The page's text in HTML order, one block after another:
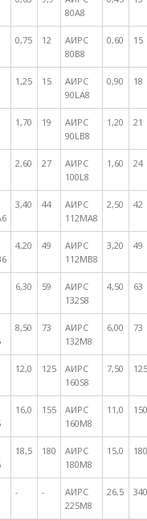
80A8
0,75 12
АИРС
80B8
0,60 15
1,25 15
АИРС
90LA8
0,90 18
1,70 19
АИРС
90LB8
1,20 21
2,60 27
АИРС
100L8
1,60 24
3,40 44
АИРС
112MA8
2,50 42
4,20 49
АИРС
112MB8
3,20 49
6,30 59
АИРС
132S8
4,50 63
8,50 73
АИРС
132M8
6,00 73
12,0 125
АИРС
160S8
7,50 125
16,0 155
АИРС
160M8
11,0 150
18,5 180
АИРС
180M8
15,0 180
- -
АИРС
225M8
26,5 340